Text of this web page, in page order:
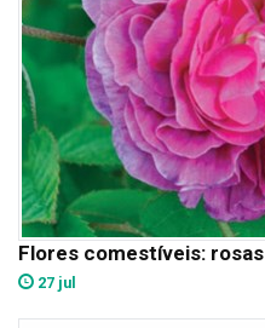
Flores comestíveis: rosas
27 jul